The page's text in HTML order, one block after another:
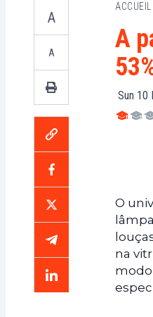
A
A
ACCUEIL
A
Sun 10
O
na